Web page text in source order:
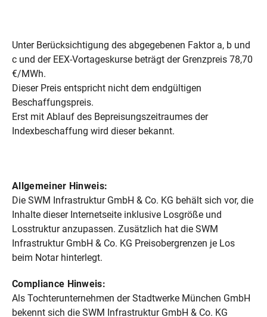
Unter Berücksichtigung des abgegebenen Faktor a, b und
c und der EEX-Vortageskurse beträgt der Grenzpreis 78,70
€/MWh.
Dieser Preis entspricht nicht dem endgültigen
Beschaffungspreis.
Erst mit Ablauf des Bepreisungszeitraumes der
Indexbeschaffung wird dieser bekannt.
Allgemeiner Hinweis:
Die SWM Infrastruktur GmbH & Co. KG behält sich vor, die
Inhalte dieser Internetseite inklusive Losgröße und
Losstruktur anzupassen. Zusätzlich hat die SWM
Infrastruktur GmbH & Co. KG Preisobergrenzen je Los
beim Notar hinterlegt.
Compliance Hinweis:
Als Tochterunternehmen der Stadtwerke München GmbH
bekennt sich die SWM Infrastruktur GmbH & Co. KG